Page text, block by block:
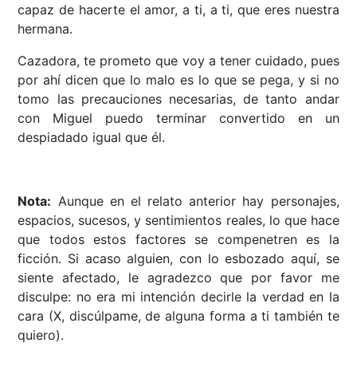
capaz de hacerte el amor, a ti, a ti, que eres nuestra
hermana.
Cazadora, te prometo que voy a tener cuidado, pues
por ahí dicen que lo malo es lo que se pega, y si no
tomo las precauciones necesarias, de tanto andar
con Miguel puedo terminar convertido en un
despiadado igual que él.
Nota: Aunque en el relato anterior hay personajes,
espacios, sucesos, y sentimientos reales, lo que hace
que todos estos factores se compenetren es la
ficción. Si acaso alguien, con lo esbozado aquí, se
siente afectado, le agradezco que por favor me
disculpe: no era mi intención decirle la verdad en la
cara (X, discúlpame, de alguna forma a ti también te
quiero).